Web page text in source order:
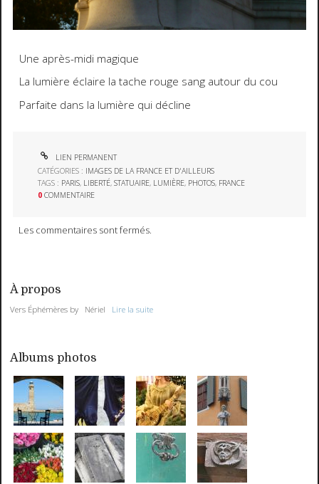
Une après-midi magique
La lumière éclaire la tache rouge sang autour du cou
Parfaite dans la lumière qui décline
LIEN PERMANENT
CATÉGORIES : IMAGES DE LA FRANCE ET D'AILLEURS
TAGS : PARIS, LIBERTÉ,STATUAIRE, LUMIÈRE, PHOTOS, FRANCE
0 COMMENTAIRE
Les commentaires sont fermés.
À propos
Vers Éphémères by Nériel Lire la suite
Albums photos